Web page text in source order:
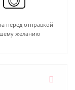
перед отправкой
желанию